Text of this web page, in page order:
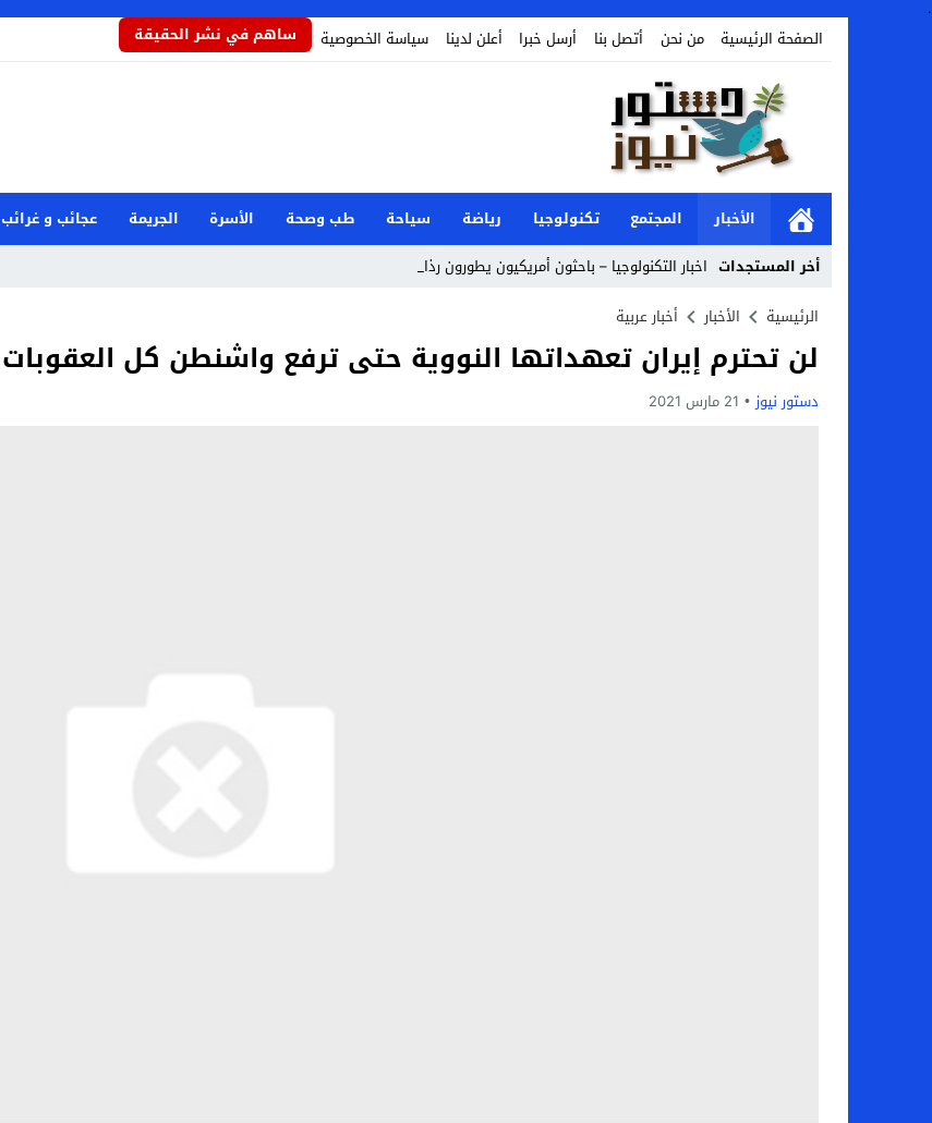
.
الصفحة الرئيسية
من نحن أتصل بنا أرسل خبرا أعلن لدينا سياسة الخصوصية ساهم في نشر الحقيقة
الأخبار المجتمع تكنولوجيا رياضة سياحة طب وصحة الأسرة الجريمة عجائب و غرائب
أخر المستجدات اخبار التكنولوجيا – باحثون أمريكيون يطورون رذاذاً ي _
Stop
Previous
Next
الرئيسية الأخبار أخبار عربية
لن تحترم إيران تعهداتها النووية حتى ترفع واشنطن كل العقوبات
دستور نيوز 21 مارس 2021